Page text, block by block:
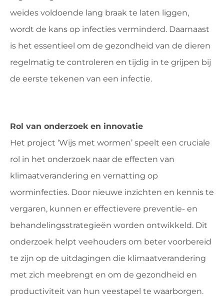
weides voldoende lang braak te laten liggen,
wordt de kans op infecties verminderd. Daarnaast
is het essentieel om de gezondheid van de dieren
regelmatig te controleren en tijdig in te grijpen bij
de eerste tekenen van een infectie.
Rol van onderzoek en innovatie
Het project ‘Wijs met wormen’ speelt een cruciale
rol in het onderzoek naar de effecten van
klimaatverandering en vernatting op
worminfecties. Door nieuwe inzichten en kennis te
vergaren, kunnen er effectievere preventie- en
behandelingsstrategieën worden ontwikkeld. Dit
onderzoek helpt veehouders om beter voorbereid
te zijn op de uitdagingen die klimaatverandering
met zich meebrengt en om de gezondheid en
productiviteit van hun veestapel te waarborgen.